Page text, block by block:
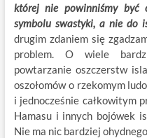
której nie powinniśmy być
symbolu swastyki, a nie do
drugim zdaniem się
problem. O wiele
powtarzanie oszczerstw
oszołomów o rzekomym
i jednocześnie całkowitym
Hamasu i innych bojówek
Nie ma nic bardziej